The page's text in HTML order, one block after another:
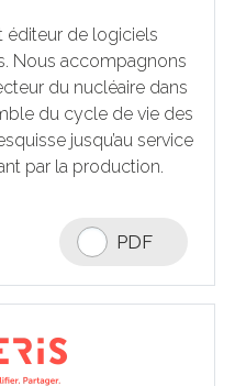
éditeur de logiciels
Nous accompagnons
du nucléaire dans
du cycle de vie des
jusqu’au service
par la production.
PDF